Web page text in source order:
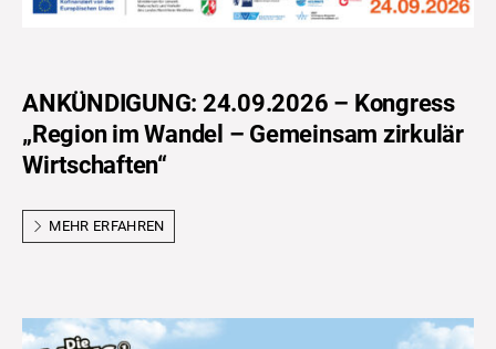
ANKÜNDIGUNG: 24.09.2026 – Kongress
„Region im Wandel – Gemeinsam zirkulär
Wirtschaften“
MEHR ERFAHREN